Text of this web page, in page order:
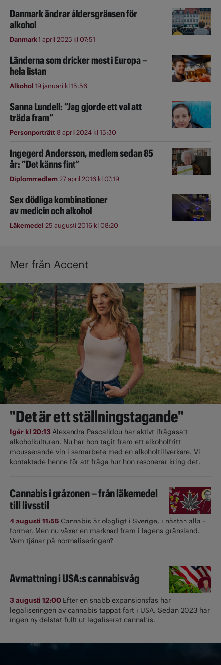
Danmark ändrar åldersgränsen för
alkohol
Danmark1 april 2025 kl 07:51
Länderna som dricker mest i Europa –
hela listan
Alkohol 19 januari kl 15:56
Sanna Lundell: ”Jag gjorde ett val att
träda fram”
Personporträtt8 april 2024 kl 15:30
Ingegerd Andersson, medlem sedan 85
år: ”Det känns fint”
Diplommedlem27 april 2016 kl 07:19
Sex dödliga kombinationer
av medicin och alkohol
Läkemedel 25 augusti 2016 kl 08:20
Mer från Accent
"Det är ett ställningstagande"
Igår kl 20:13Alexandra Pascalidou har aktivt ifrågasatt
alkoholkulturen. Nu har hon tagit fram ett alkoholfritt
mousserande vin i samarbete med en alkoholtillverkare. Vi
kontaktade henne för att fråga hur hon resonerar kring det.
Cannabis i gråzonen – från läkemedel
till livsstil
4 augusti 11:55 Cannabis är olagligt i ­Sverige, i nästan alla ­
former. Men nu växer en marknad fram i lagens gränsland.
Vem tjänar på normaliseringen?
Avmattning i USA:s cannabisvåg
3 augusti 12:00 Efter en snabb expansionsfas har
legaliseringen av cannabis tappat fart i USA. Sedan 2023 har
ingen ny delstat fullt ut ­legaliserat cannabis.